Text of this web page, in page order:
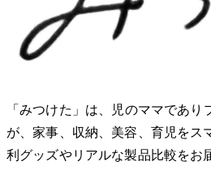
「みつけた」は、2児のママであり
が、家事、収納、美容、育児をス
利グッズやリアルな製品比較をお